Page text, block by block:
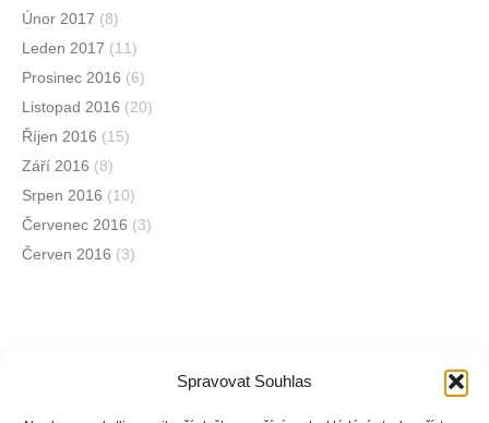
Spravovat Souhlas
Únor 2017 (8)
Leden 2017 (11)
Prosinec 2016 (6)
Listopad 2016 (20)
Říjen 2016 (15)
Září 2016 (8)
Srpen 2016 (10)
Červenec 2016 (3)
Červen 2016 (3)
Jsme na sociálních sítích